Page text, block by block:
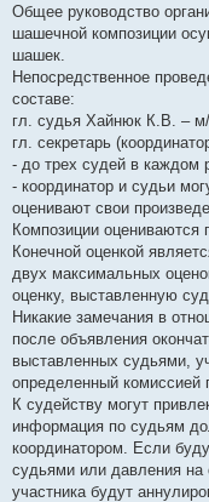
Общее руководство
шашечной композиции
шашек.
Непосредственное
составе:
гл. судья Хайнюк К.В. – м/
гл. секретарь
- до трех судей в каждом
- координатор и судьи
оценивают свои
Композиции оцениваются
Конечной оценкой
двух максимальных
оценку, выставленную
Никакие замечания в
после объявления
выставленных судьями,
определенный комиссией
К судейству могут
информация по судьям
координатором. Если
судьями или давления на
участника будут